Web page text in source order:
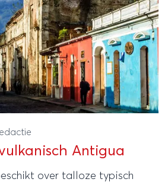
Antigua
over talloze typisch